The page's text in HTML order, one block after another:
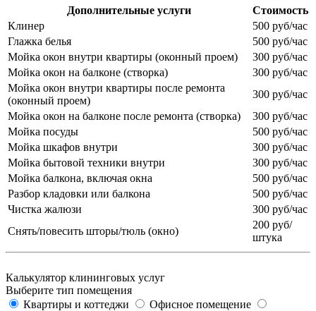
Дополнительные услуги
Стоимость
Клинер
500 руб/час
Глажка белья
500 руб/час
Мойка окон внутри квартиры (оконный проем)
300 руб/час
Мойка окон на балконе (створка)
300 руб/час
Мойка окон внутри квартиры после ремонта
(оконный проем)
300 руб/час
Мойка окон на балконе после ремонта (створка)
300 руб/час
Мойка посуды
500 руб/час
Мойка шкафов внутри
300 руб/час
Мойка бытовой техники внутри
300 руб/час
Мойка балкона, включая окна
500 руб/час
Разбор кладовки или балкона
500 руб/час
Чистка жалюзи
300 руб/час
Снять/повесить шторы/тюль (окно)
200 руб/
штука
Калькулятор клининговых услуг
Выберите тип помещения
Квартиры и коттеджи
Офисное помещение